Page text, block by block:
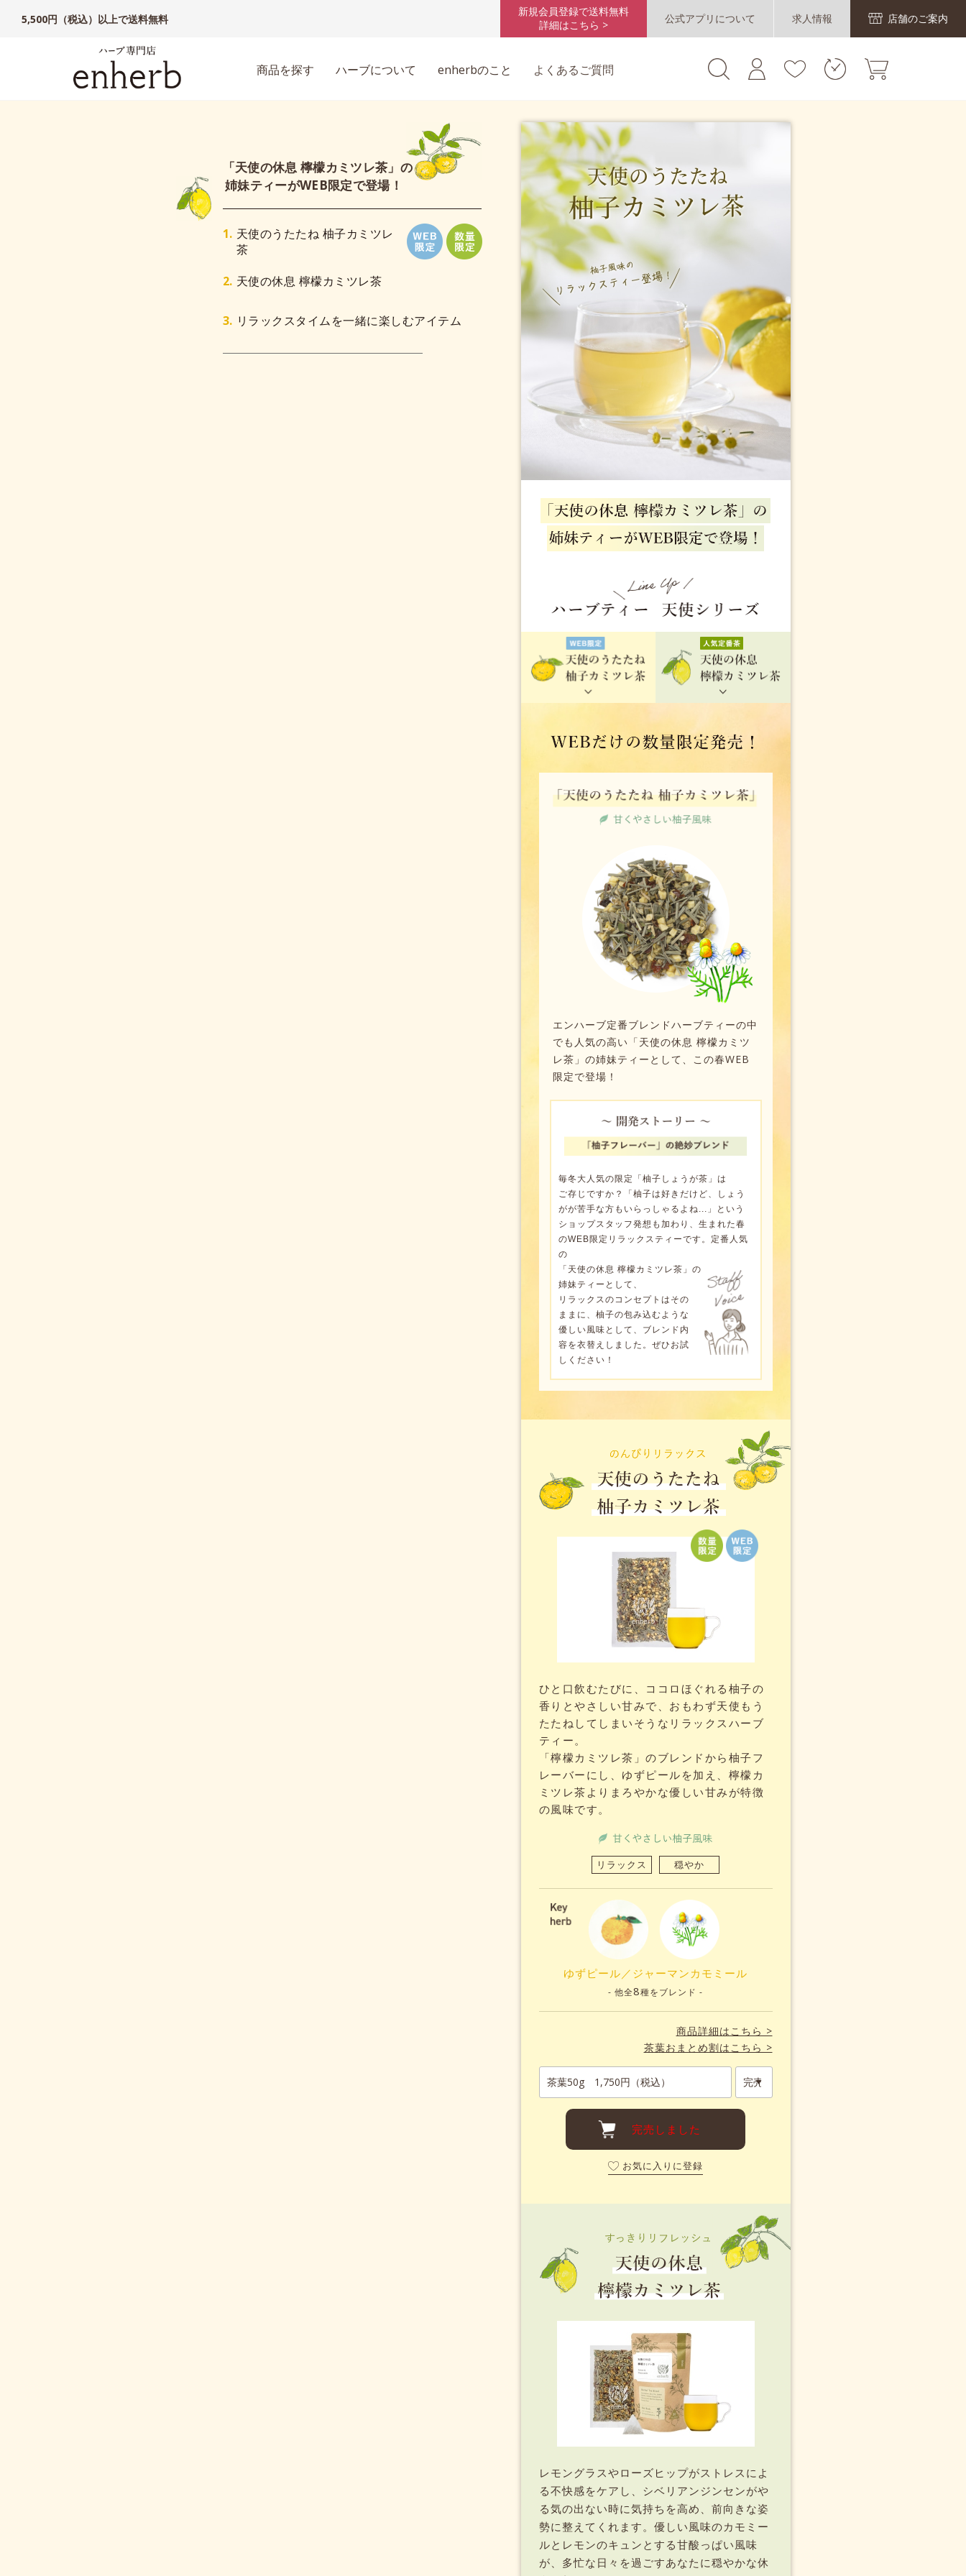
5,500円（税込）以上で送料無料
新規会員登録で送料無料
詳細はこちら >
公式アプリについて 求人情報 店舗のご案内
商品を探す ハーブについて enherbのこと よくあるご質問
「天使の休息 檸檬カミツレ茶」の
姉妹ティーがWEB限定で登場！
1. 天使のうたたね 柚子カミツレ
茶
2. 天使の休息 檸檬カミツレ茶
3. リラックスタイムを一緒に楽しむアイテム
エンハーブ定番ブレンドハーブティーの中
でも人気の高い「天使の休息 檸檬カミツ
レ茶」の姉妹ティーとして、この春WEB
限定で登場！
毎冬大人気の限定「柚子しょうが茶」は
ご存じですか？「柚子は好きだけど、しょう
がが苦手な方もいらっしゃるよね...」という
ショップスタッフ発想も加わり、生まれた春
のWEB限定リラックスティーです。定番人気
の
「天使の休息 檸檬カミツレ茶」の
姉妹ティーとして、
リラックスのコンセプトはその
ままに、柚子の包み込むような
優しい風味として、ブレンド内
容を衣替えしました。ぜひお試
しください！
ひと口飲むたびに、ココロほぐれる柚子の
香りとやさしい甘みで、おもわず天使もう
たたねしてしまいそうなリラックスハーブ
ティー。
「檸檬カミツレ茶」のブレンドから柚子フ
レーバーにし、ゆずピールを加え、檸檬カ
ミツレ茶よりまろやかな優しい甘みが特徴
の風味です。
リラックス 穏やか
ゆずピール／ジャーマンカモミール
- 他全8種をブレンド -
商品詳細はこちら >
茶葉おまとめ割はこちら >
完売しました
レモングラスやローズヒップがストレスによ
る不快感をケアし、シベリアンジンセンがや
る気の出ない時に気持ちを高め、前向きな姿
勢に整えてくれます。優しい風味のカモミー
ルとレモンのキュンとする甘酸っぱい風味
が、多忙な日々を過ごすあなたに穏やかな休